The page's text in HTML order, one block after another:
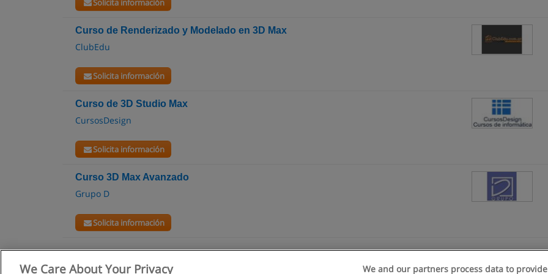
Solicita información
Curso de Renderizado y Modelado en 3D Max
ClubEdu
Solicita información
Curso de 3D Studio Max
CursosDesign
Solicita información
Curso 3D Max Avanzado
Grupo D
Solicita información
We Care About Your Privacy We and our partners process data to